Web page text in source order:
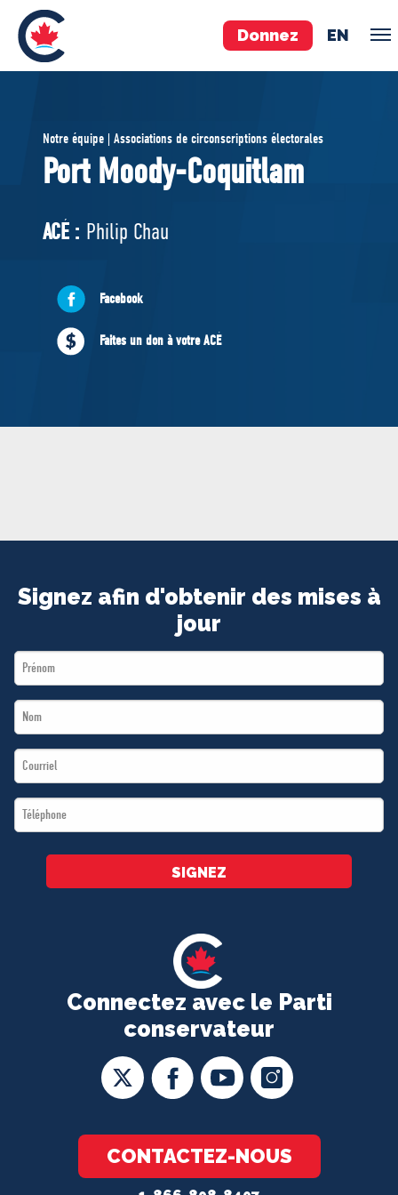
Donnez EN
ÉQUIPE
Pierre Poilievre
Vos députés conservateurs
Cabinet fantôme
Exécutif national
À PROPOS
Documents constitutifs
Notre équipe | Associations de circonscriptions électorales
Port Moody-Coquitlam
ACÉ : Philip Chau
Facebook
Faites un don à votre ACÉ
Connectez avec le Parti
conservateur
CONTACTEZ-NOUS
Signez afin d'obtenir des mises à
jour
First
Name
Last
Name
Email
*
Téléphone
*
SIGNEZ